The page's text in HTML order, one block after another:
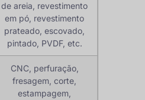
de areia, revestimento
em pó, revestimento
prateado, escovado,
pintado, PVDF, etc.
CNC, perfuração,
fresagem, corte,
estampagem,